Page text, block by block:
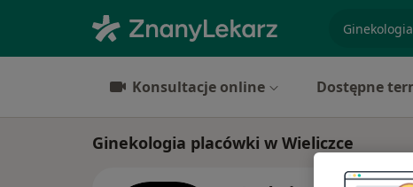
Konsultacje online Dostępne
Ginekologia placówki w Wieliczce